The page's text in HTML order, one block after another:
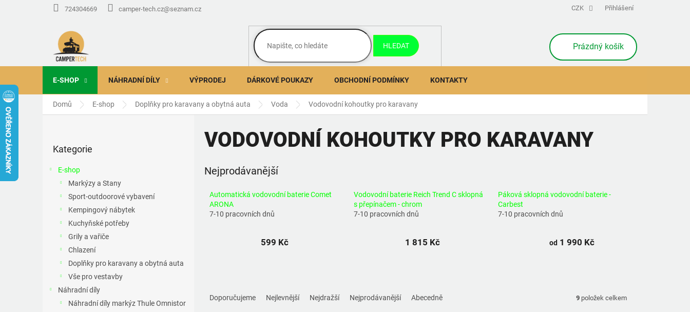
724304669 camper-tech.cz@seznam.cz CZK Přihlášení
HLEDAT
NÁKUPNÍ
KOŠÍK
Prázdný košík
E-SHOP NÁHRADNÍ DÍLY VÝPRODEJ DÁRKOVÉ POUKAZY OBCHODNÍ PODMÍNKY KONTAKTY
Domů E-shop Doplňky pro karavany a obytná auta Voda Vodovodní kohoutky pro karavany
kategorie
Kategorie
E-shop
Markýzy a Stany
Sport-outdoorové vybavení
Kempingový nábytek
Kuchyňské potřeby
Grily a vařiče
Chlazení
Doplňky pro karavany a obytná auta
Vše pro vestavby
Náhradní díly
Náhradní díly markýz Thule Omnistor
VODOVODNÍ KOHOUTKY PRO KARAVANY
Nejprodávanější
Automatická vodovodní baterie Comet
ARONA
7-10 pracovních dnů
599 Kč
Vodovodní baterie Reich Trend C sklopná
s přepínačem - chrom
7-10 pracovních dnů
1 815 Kč
Páková sklopná vodovodní baterie -
Carbest
7-10 pracovních dnů
od1 990 Kč
Doporučujeme Nejlevnější Nejdražší Nejprodávanější Abecedně 9 položek celkem